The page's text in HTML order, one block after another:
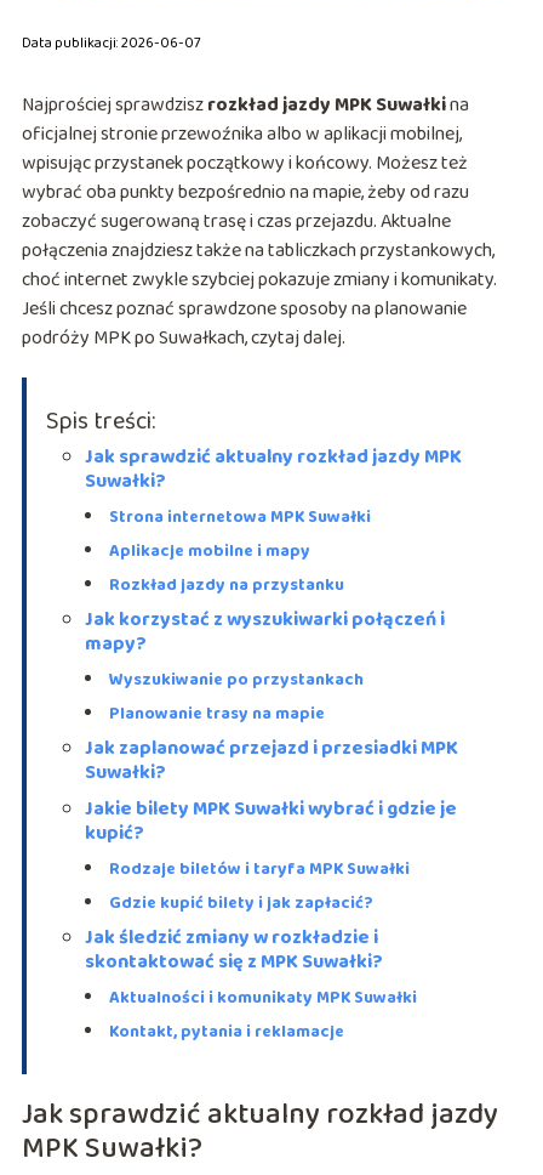
Data publikacji: 2026-06-07
Najprościej sprawdziszrozkład jazdy MPK Suwałkina
oficjalnej stronie przewoźnika albo w aplikacji mobilnej,
wpisując przystanek początkowy i końcowy. Możesz też
wybrać oba punkty bezpośrednio na mapie, żeby od razu
zobaczyć sugerowaną trasę i czas przejazdu. Aktualne
połączenia znajdziesz także na tabliczkach przystankowych,
choć internet zwykle szybciej pokazuje zmiany i komunikaty.
Jeśli chcesz poznać sprawdzone sposoby na planowanie
podróży MPK po Suwałkach, czytaj dalej.
Spis treści:
Jak sprawdzić aktualny rozkład jazdy MPK
Suwałki?
Strona internetowa MPK Suwałki
Aplikacje mobilne i mapy
Rozkład jazdy na przystanku
Jak korzystać z wyszukiwarki połączeń i
mapy?
Wyszukiwanie po przystankach
Planowanie trasy na mapie
Jak zaplanować przejazd i przesiadki MPK
Suwałki?
Jakie bilety MPK Suwałki wybrać i gdzie je
kupić?
Rodzaje biletów i taryfa MPK Suwałki
Gdzie kupić bilety i jak zapłacić?
Jak śledzić zmiany w rozkładzie i
skontaktować się z MPK Suwałki?
Aktualności i komunikaty MPK Suwałki
Kontakt, pytania i reklamacje
Jak sprawdzić aktualny rozkład jazdy
MPK Suwałki?